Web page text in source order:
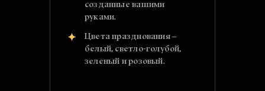
созданные вашими
руками.
Цвета празднования –
белый, светло-голубой,
зеленый и розовый.